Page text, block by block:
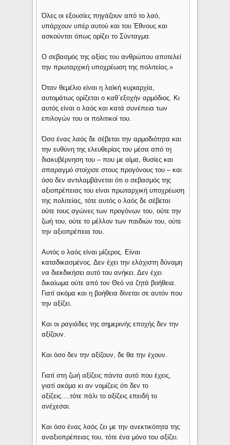
Όλες οι εξουσίες πηγάζουν από το λαό,
υπάρχουν υπέρ αυτού και του Έθνους και
ασκούνται όπως ορίζει το Σύνταγμα.
Ο σεβασμός της αξίας του ανθρώπου αποτελεί
την πρωταρχική υποχρέωση της πολιτείας.»
Όταν θεμέλιο είναι η λαϊκή κυριαρχία,
αυτομάτως ορίζεται ο καθ΄εξοχήν αρμόδιος. Κι
αυτός είναι ο λαός και κατά συνέπεια των
επιλογών του οι πολιτικοί του.
Όσο ένας λαός δε σέβεται την αρμοδιότητα και
την ευθύνη της ελευθερίας του μέσα από τη
διακυβέρνηση του – που με αίμα, θυσίες και
σπαραγμό στοίχισε στους προγόνους του – και
όσο δεν αντιλαμβάνεται ότι ο σεβασμός της
αξιοπρέπειας του είναι πρωταρχική υποχρέωση
της πολιτείας, τότε αυτός ο λαός δε σέβεται
ούτε τους αγώνες των προγόνων του, ούτε την
ζωή του, ούτε το μέλλον των παιδιών του, ούτε
την αξιοπρέπεια του.
Αυτός ο λαός είναι μίζερος. Είναι
καταδικασμένος. Δεν έχει την ελάχιστη δύναμη
να διεκδικήσει αυτό του ανήκει. Δεν έχει
δικαίωμα ούτε από τον Θεό να ζητά βοήθεια.
Γιατί ακόμα και η βοήθεια δίνεται σε αυτόν που
την αξίζει.
Και οι ραγιάδες της σημερινής εποχής δεν την
αξίζουν.
Και όσο δεν την αξίζουν, δε θα την έχουν.
Γιατί στη ζωή αξίζεις πάντα αυτό που έχεις,
γιατί ακόμα κι αν νομίζεις ότι δεν το
αξίζεις….τότε πάλι το αξίζεις επειδή το
ανέχεσαι.
Και όσο ένας λαός ζει με την ανεκτικότητα της
αναξιοπρέπειας του, τότε ένα μόνο του αξίζει.